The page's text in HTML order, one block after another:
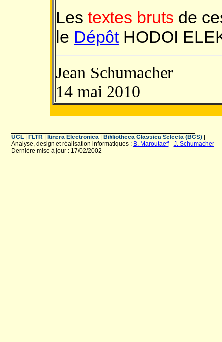
Les textes bruts de
le DépôtHODOI
Jean Schumacher
14 mai 2010
UCL| FLTR| Itinera Electronica| Bibliotheca Classica Selecta (BCS)|
Analyse, design et réalisation informatiques : B. Maroutaeff- J. Schumacher
Dernière mise à jour : 17/02/2002